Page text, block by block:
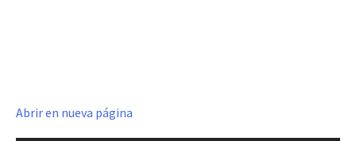
Abrir en nueva página